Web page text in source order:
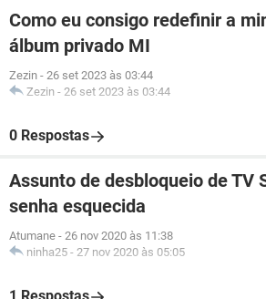
Como eu consigo redefinir a
álbum privado MI
Zezin - 26 set 2023 às 03:44
Zezin - 26 set 2023 às 03:44
0 Respostas
Assunto de desbloqueio de TV
senha esquecida
Atumane - 26 nov 2020 às 11:38
ninha25 - 27 nov 2020 às 05:05